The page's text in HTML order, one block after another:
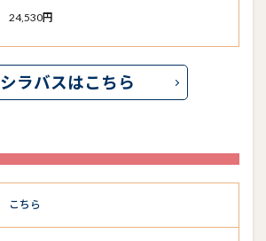
24,530円
シラバスはこちら
こちら